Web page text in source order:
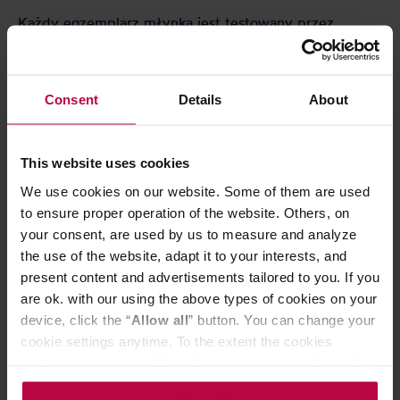
Consent Details About
This website uses cookies
We use cookies on our website. Some of them are used
to ensure proper operation of the website. Others, on
your consent, are used by us to measure and analyze
the use of the website, adapt it to your interests, and
present content and advertisements tailored to you. If you
are ok. with our using the above types of cookies on your
device, click the “Allow all” button. You can change your
cookie settings anytime. To the extent the cookies
the controller’s (namely, ALL GOOD S.A., ul.
Każdy egzemplarz młynka jest testowany przez
producenta przed zapakowaniem - ze względu na to,
możliwe jest występowanie resztek kawy na
Może Cię zainteresować
DARMOWA DOSTAWA DARMOWA